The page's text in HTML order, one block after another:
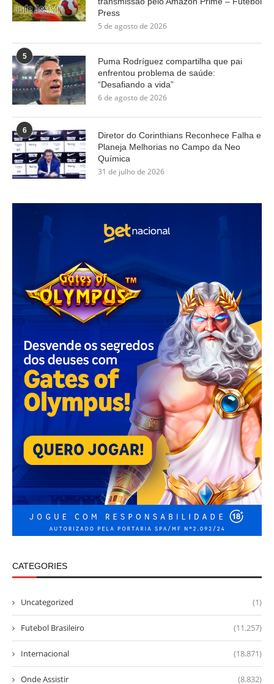
Press
5 de agosto de 2026
5
Puma Rodríguez compartilha que pai
enfrentou problema de saúde:
“Desafiando a vida”
6 de agosto de 2026
6
Diretor do Corinthians Reconhece Falha e
Planeja Melhorias no Campo da Neo
Química
31 de julho de 2026
CATEGORIES
Uncategorized (1)
Futebol Brasileiro (11.257)
Internacional (18.871)
Onde Assistir (8.832)